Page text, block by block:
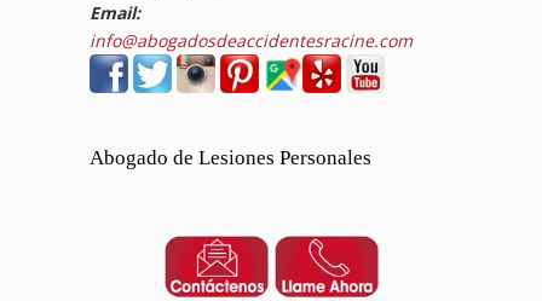
Email:
info@abogadosdeaccidentesracine.com
Abogado de Lesiones Personales